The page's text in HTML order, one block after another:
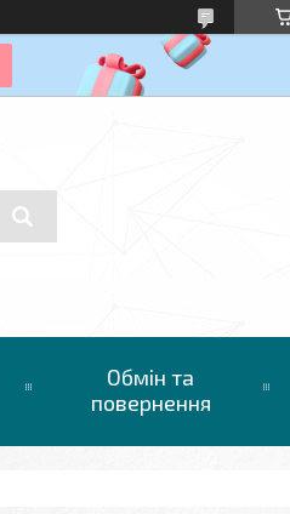
Обмін та
повернення